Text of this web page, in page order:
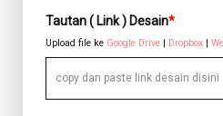
Tautan ( Link ) Desain*
Upload file ke Google Drive Dropbox